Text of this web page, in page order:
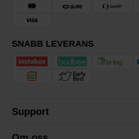
SNABB LEVERANS
Support